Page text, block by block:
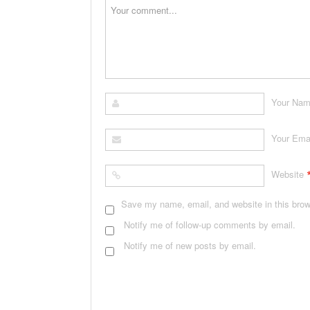
Your
Your
Website
Save my name, email, and website in this
Notify me of follow-up comments by email.
Notify me of new posts by email.